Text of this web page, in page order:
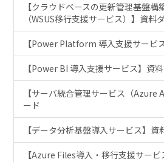
【クラウドベースの更新管理基盤構
（WSUS移行支援サービス）】資料
【Power Platform 導入支援サービ
【Power BI 導入支援サービス】資
【サーバ統合管理サービス（Azure
ード
【データ分析基盤導入サービス】資
【Azure Files導入・移行支援サー